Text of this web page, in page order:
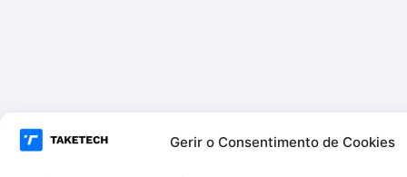
Gerir o Consentimento de Cookies